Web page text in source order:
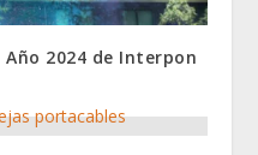
Año 2024 de Interpon